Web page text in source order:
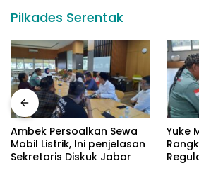
Pilkades Serentak
Ambek Persoalkan Sewa
Mobil Listrik, Ini penjelasan
Sekretaris Diskuk Jabar
Yuke